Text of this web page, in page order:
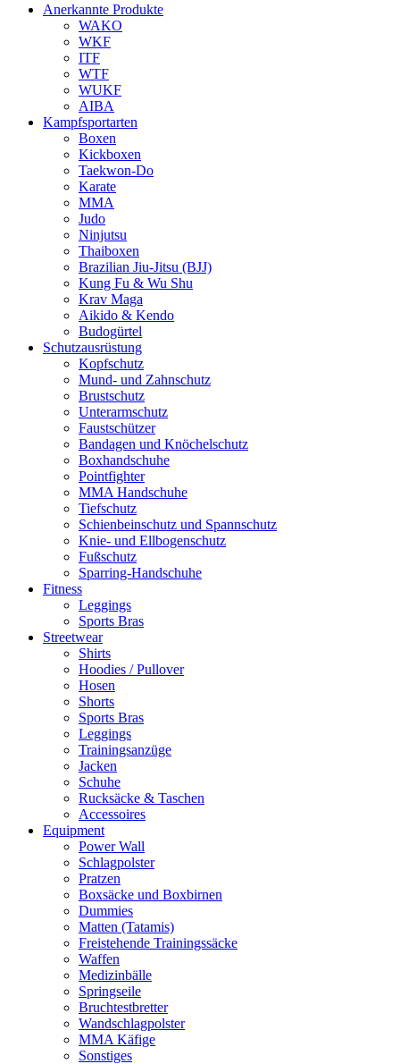
Anerkannte Produkte
WAKO
WKF
ITF
WTF
WUKF
AIBA
Kampfsportarten
Boxen
Kickboxen
Taekwon-Do
Karate
MMA
Judo
Ninjutsu
Thaiboxen
Brazilian Jiu-Jitsu (BJJ)
Kung Fu & Wu Shu
Krav Maga
Aikido & Kendo
Budogürtel
Schutzausrüstung
Kopfschutz
Mund- und Zahnschutz
Brustschutz
Unterarmschutz
Faustschützer
Bandagen und Knöchelschutz
Boxhandschuhe
Pointfighter
MMA Handschuhe
Tiefschutz
Schienbeinschutz und Spannschutz
Knie- und Ellbogenschutz
Fußschutz
Sparring-Handschuhe
Fitness
Leggings
Sports Bras
Streetwear
Shirts
Hoodies / Pullover
Hosen
Shorts
Sports Bras
Leggings
Trainingsanzüge
Jacken
Schuhe
Rucksäcke & Taschen
Accessoires
Equipment
Power Wall
Schlagpolster
Pratzen
Boxsäcke und Boxbirnen
Dummies
Matten (Tatamis)
Freistehende Trainingssäcke
Waffen
Medizinbälle
Springseile
Bruchtestbretter
Wandschlagpolster
MMA Käfige
Sonstiges